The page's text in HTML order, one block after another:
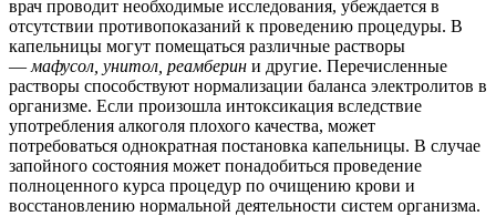
врач проводит необходимые исследования, убеждается в
отсутствии противопоказаний к проведению процедуры. В
капельницы могут помещаться различные растворы
— мафусол, унитол, реамберин и другие. Перечисленные
растворы способствуют нормализации баланса электролитов в
организме. Если произошла интоксикация вследствие
употребления алкоголя плохого качества, может
потребоваться однократная постановка капельницы. В случае
запойного состояния может понадобиться проведение
полноценного курса процедур по очищению крови и
восстановлению нормальной деятельности систем организма.